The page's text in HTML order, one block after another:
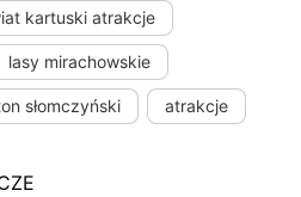
kartuski atrakcje
lasy mirachowskie
słomczyński atrakcje